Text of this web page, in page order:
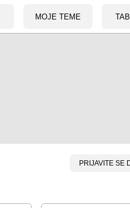
MOJE TEME
PRIJAVITE SE